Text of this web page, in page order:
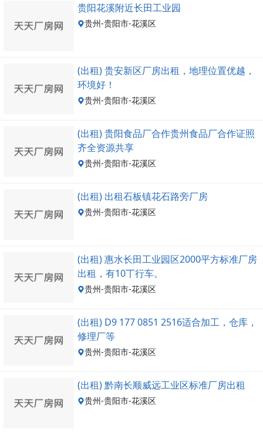
贵阳花溪附近长田工业园
贵州-贵阳市-花溪区
(出租) 贵安新区厂房出租，地理位置优越，
环境好！
贵州-贵阳市-花溪区
(出租) 贵阳食品厂合作贵州食品厂合作证照
齐全资源共享
贵州-贵阳市-花溪区
(出租) 出租石板镇花石路旁厂房
贵州-贵阳市-花溪区
(出租) 惠水长田工业园区2000平方标准厂房
出租，有10丅行车。
贵州-贵阳市-花溪区
(出租) D9 177 0851 2516适合加工，仓库，
修理厂等
贵州-贵阳市-花溪区
(出租) 黔南长顺威远工业区标准厂房出租
贵州-贵阳市-花溪区